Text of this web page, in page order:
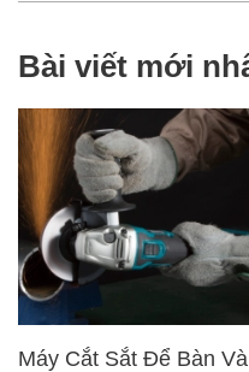
Bài viết mới
Máy Cắt Sắt Để Bàn Và